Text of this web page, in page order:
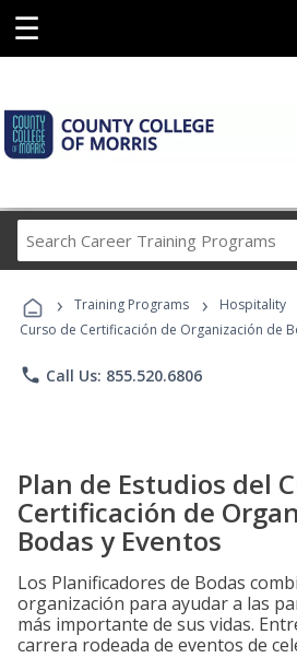
☰
Career
Programs
› Training Programs › Hospitality
Curso de Certificación de Organización de
phone Call Us: 855.520.6806
Plan de Estudios del
Certificación de
Bodas y Eventos
Los Planificadores de Bodas
organización para ayudar a las
más importante de sus vidas.
carrera rodeada de eventos de